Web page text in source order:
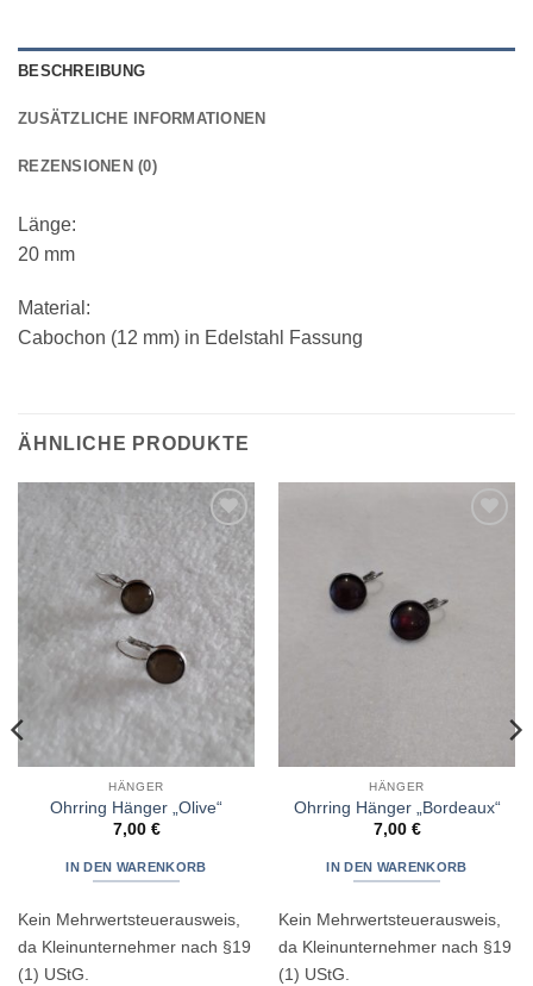
BESCHREIBUNG
ZUSÄTZLICHE INFORMATIONEN
REZENSIONEN (0)
Länge:
20 mm
Material:
Cabochon (12 mm) in Edelstahl Fassung
ÄHNLICHE PRODUKTE
Zur
Wunschliste
hinzufügen
HÄNGER
Ohrring Hänger „Olive“
7,00 €
IN DEN WARENKORB
Kein Mehrwertsteuerausweis,
da Kleinunternehmer nach §19
(1) UStG.
HÄNGER
Ohrring Hänger „Bordeaux“
7,00 €
IN DEN WARENKORB
Kein Mehrwertsteuerausweis,
da Kleinunternehmer nach §19
(1) UStG.